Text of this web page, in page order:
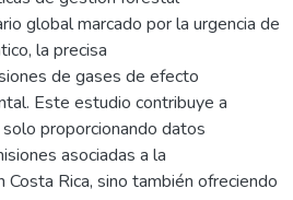
global marcado por la urgencia de
la precisa
de gases de efecto
Este estudio contribuye a
proporcionando datos
asociadas a la
Costa Rica, sino también ofreciendo